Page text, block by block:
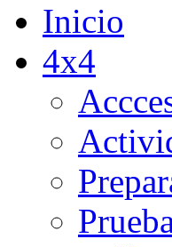
Inicio
4x4